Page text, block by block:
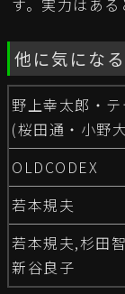
す。実力はあ
他に気にな
野上幸太郎・テ
(桜田通・小野
OLDCODEX
若本規夫
若本規夫,杉田
新谷良子